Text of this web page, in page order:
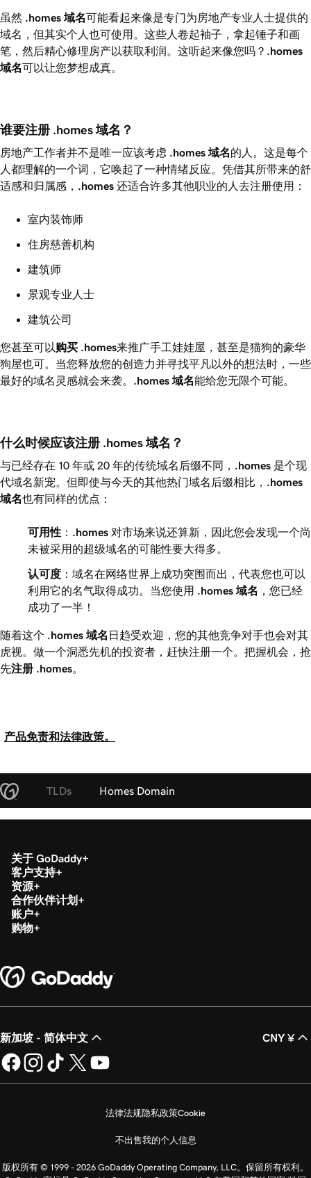
虽然 .homes 域名可能看起来像是专门为房地产专业人士提供的
域名，但其实个人也可使用。这些人卷起袖子，拿起锤子和画
笔，然后精心修理房产以获取利润。这听起来像您吗？ .homes
域名可以让您梦想成真。
谁要注册 .homes 域名？
房地产工作者并不是唯一应该考虑 .homes 域名的人。这是每个
人都理解的一个词，它唤起了一种情绪反应。凭借其所带来的舒
适感和归属感，
.homes 还适合许多其他职业的人去注册使用：
室内装饰师
住房慈善机构
建筑师
景观专业人士
建筑公司
您甚至可以 购买 .homes来推广手工娃娃屋，甚至是猫狗的豪华
狗屋也可。当您释放您的创造力并寻找平凡以外的想法时，一些
最好的域名灵感就会来袭。
.homes 域名能给您无限个可能。
什么时候应该注册 .homes 域名？
与已经存在 10 年或 20 年的传统域名后缀不同， .homes 是个现
代域名新宠。但即使与今天的其他热门域名后缀相比，
.homes
域名也有同样的优点：
可用性 ： .homes 对市场来说还算新，因此您会发现一个尚
未被采用的超级域名的可能性要大得多。
认可度 ：域名在网络世界上成功突围而出，代表您也可以
利用它的名气取得成功。当您使用 .homes 域名
，您已经
成功了一半！
随着这个 .homes 域名 日趋受欢迎，您的其他竞争对手也会对其
虎视。做一个洞悉先机的投资者，赶快注册一个。把握机会，抢
先注册 .homes
产品免责和法律政策。
TLDs Homes Domain
关于 GoDaddy
客户支持
资源
合作伙伴计划
账户
购物
新加坡 - 简体中文 CNY ¥
法律法规隐私政策Cookie
不出售我的个人信息
版权所有 © 1999 - 2026 GoDaddy Operating Company, LLC。保留所有权利。